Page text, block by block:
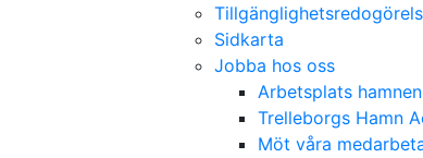
Sidkarta
Jobba hos oss
Arbetsplats hamnen
Trelleborgs Hamn
Möt våra